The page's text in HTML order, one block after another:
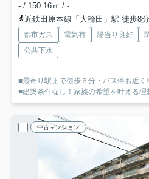
- / 150.16㎡ / -
近鉄田原本線「大輪田」駅 徒歩8分
都市ガス 電気有 陽当り良好
公共下水
■最寄り駅まで徒歩６分・バス停も近く
■建築条件なし！家族の希望を叶える理
中古マンション